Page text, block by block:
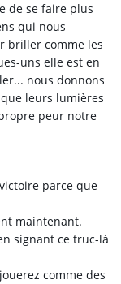
de se faire plus
qui nous
briller comme les
uns elle est en
nous donnons
leurs lumières
peur notre
parce que
maintenant.
signant ce truc-là
comme des